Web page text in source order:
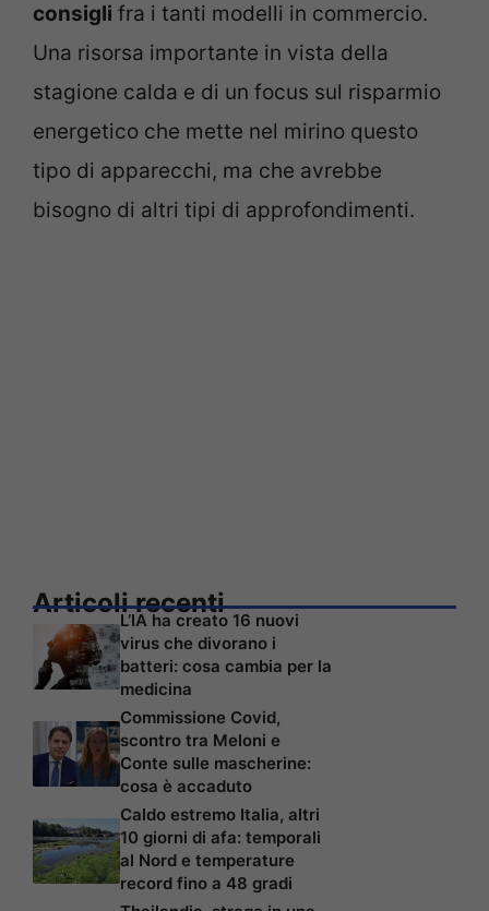
consigli fra i tanti modelli in commercio.
Una risorsa importante in vista della
stagione calda e di un focus sul risparmio
energetico che mette nel mirino questo
tipo di apparecchi, ma che avrebbe
bisogno di altri tipi di approfondimenti.
Articoli recenti
L’IA ha creato 16 nuovi
virus che divorano i
batteri: cosa cambia per la
medicina
Commissione Covid,
scontro tra Meloni e
Conte sulle mascherine:
cosa è accaduto
Caldo estremo Italia, altri
10 giorni di afa: temporali
al Nord e temperature
record fino a 48 gradi